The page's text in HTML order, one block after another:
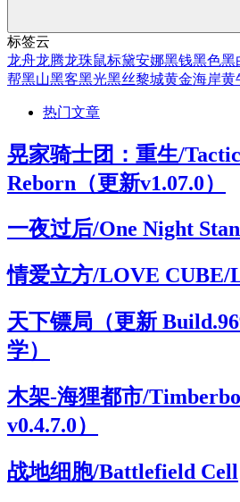
标签云
龙舟龙腾龙珠鼠标黛安娜黑钱黑色黑
帮黑山黑客黑光黑丝黎城黄金海岸黄
热门文章
晃家骑士团：重生/
Reborn（更新v1.07.0）
一夜过后/One Night
情爱立方/LOVE CUBE/
天下镖局（更新
学）
木架-海狸都市/
v0.4.7.0）
战地细胞/Battlefield Cell